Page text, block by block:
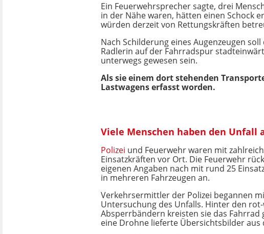
Ein Feuerwehrsprecher sagte, drei
in der Nähe waren, hätten einen Schock
würden derzeit von Rettungskräften
Nach Schilderung eines Augenzeugen
Radlerin auf der Fahrradspur
unterwegs gewesen sein.
Als sie einem dort stehenden
Lastwagens erfasst worden.
Viele Menschen haben den
Polizei und Feuerwehr waren mit
Einsatzkräften vor Ort. Die Feuerwehr
eigenen Angaben nach mit rund 25
in mehreren Fahrzeugen an.
Verkehrsermittler der Polizei begannen
Untersuchung des Unfalls. Hinter den
Absperrbändern kreisten sie das Fahrrad
eine Drohne lieferte Übersichtsbilder aus